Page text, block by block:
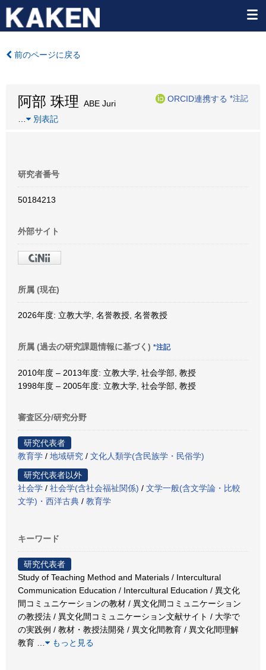
前のページに戻る
阿部 珠理 ABE Juri
ORCID連携する *注記
別表記
研究者番号
50184213
外部サイト
所属 (現在)
2026年度: 立教大学, 名誉教授, 名誉教授
所属 (過去の研究課題情報に基づく) *注記
2010年度 – 2013年度: 立教大学, 社会学部, 教授
1998年度 – 2005年度: 立教大学, 社会学部, 教授
審査区分/研究分野
研究代表者
教育学 / 地域研究 / 文化人類学(含民族学・民俗学)
研究代表者以外
社会学 / 社会学(含社会福祉関係) / 文学一般(含文学論・比較
文学)・西洋古典 / 教育学
キーワード
研究代表者
Study of Teaching Method and Materials / Intercultural
Communication Education / Intercultural Education / 異文化
間コミュニケーションの教材 / 異文化間コミュニケーション
の教授法 / 異文化間コミュニケーション文献サイト / 大学で
の実践例 / 教材・教授法開発 / 異文化間教育 / 異文化間理解
教育
もっと見る